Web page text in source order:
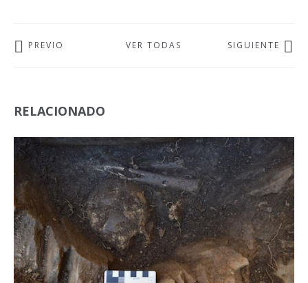
PREVIO VER TODAS SIGUIENTE
RELACIONADO